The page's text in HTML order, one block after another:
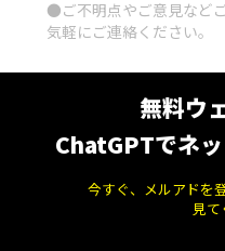
●ご不明点やご意見など
気軽にご連絡ください。
無料ウ
ChatGPTでネ
今すぐ、メルアドを
見て